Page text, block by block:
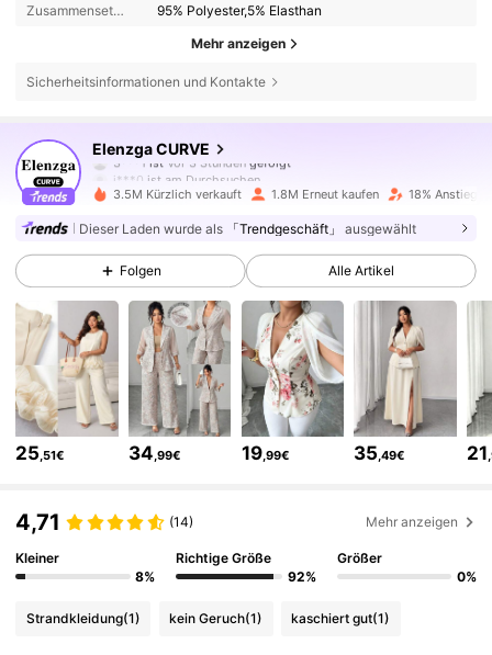
Zusammensetzung: 95% Polyester,5% Elasthan
Mehr anzeigen
Sicherheitsinformationen und Kontakte
Elenzga CURVE
j***0ist am Durchsuchen
4,73
654K Follower
4,73
4,73 654K Follower
4,73 654K Follower
654K Follower
4,73
3.5M Kürzlich verkauft 1.8M Erneut kaufen 18% Anstieg
Dieser Laden wurde als 「Trendgeschäft」 ausgewählt
Folgen Alle Artikel
25 ,51€ 34 ,99€ 19,99€ 35 ,49€ 21
4,71 (14) Mehr anzeigen
Kleiner
8%
Richtige Größe
92%
Größer
0%
Strandkleidung(1) kein Geruch(1) kaschiert gut(1)